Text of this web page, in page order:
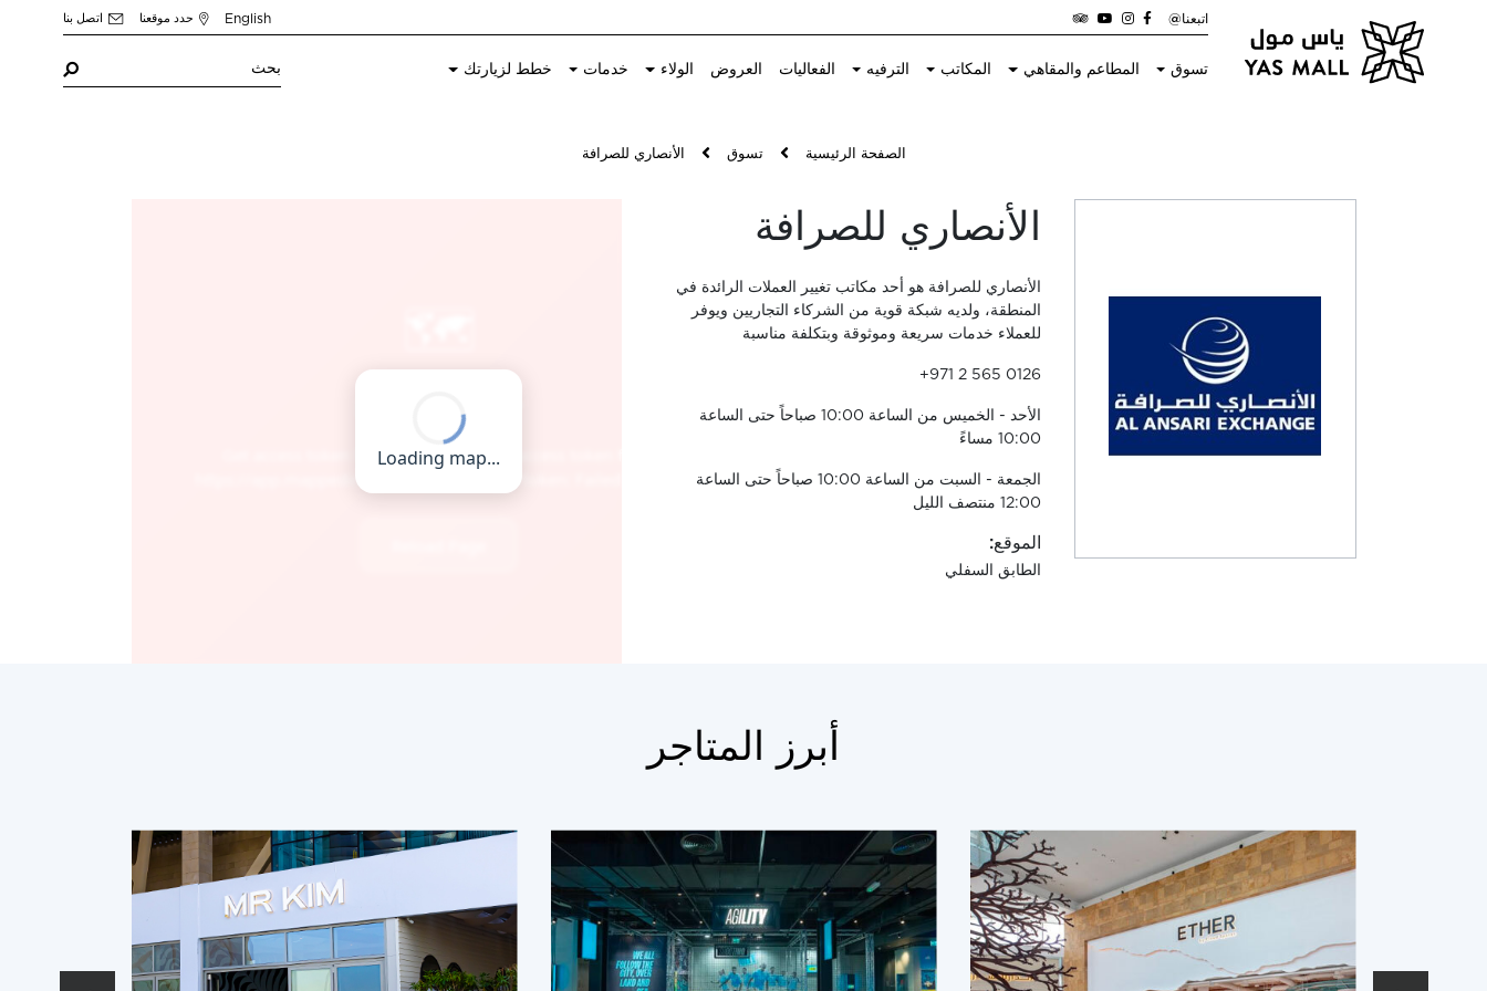
اتبعنا@ English حدد موقعنا اتصل بنا
تسوق المطاعم والمقاهي المكاتب الترفيه الفعاليات العروض الولاء خدمات خطط لزيارتك
الصفحة الرئيسية تسوق الأنصاري للصرافة
الأنصاري للصرافة
الأنصاري للصرافة هو أحد مكاتب تغيير العملات الرائدة في
المنطقة، ولديه شبكة قوية من الشركاء التجاريين ويوفر
للعملاء خدمات سريعة وموثوقة وبتكلفة مناسبة
+971 2 565 0126
الأحد - الخميس من الساعة 10:00 صباحاً حتى الساعة
10:00 مساءً
الجمعة - السبت من الساعة 10:00 صباحاً حتى الساعة
12:00 منتصف الليل
الموقع:
الطابق السفلي
أبرز المتاجر